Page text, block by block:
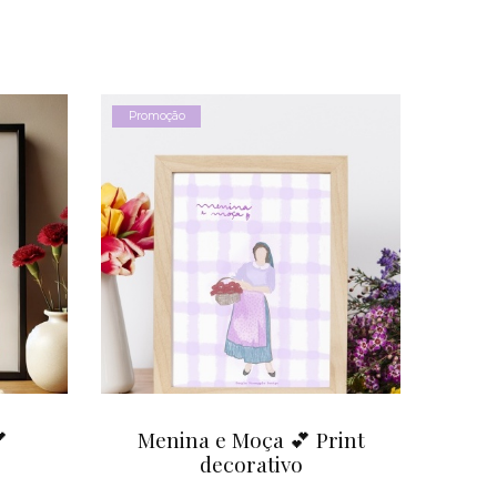
Promoção
Menina e Moça 💕 Print
decorativo